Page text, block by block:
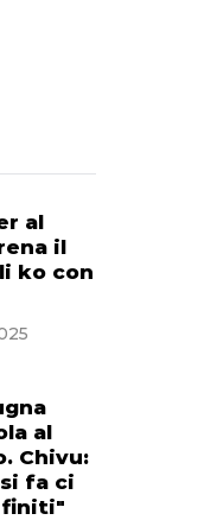
al
il
ko con
al
Chivu:
fa ci
finiti"